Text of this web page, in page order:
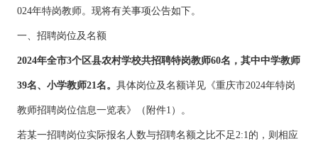
024年特岗教师。现将有关事项公告如下。
一、招聘岗位及名额
2024年全市3个区县农村学校共招聘特岗教师60名，其中中学教师
39名、小学教师21名。 具体岗位及名额详见《重庆市2024年特岗
教师招聘岗位信息一览表》（附件1）。
若某一招聘岗位实际报名人数与招聘名额之比不足2:1的，则相应